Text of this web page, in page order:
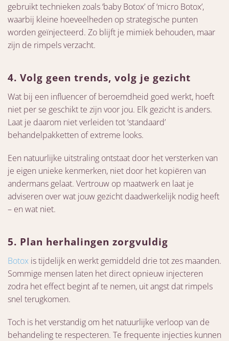
gebruikt technieken zoals ‘baby Botox’ of ‘micro Botox’,
waarbij kleine hoeveelheden op strategische punten
worden geïnjecteerd. Zo blijft je mimiek behouden, maar
zijn de rimpels verzacht.
4. Volg geen trends, volg je gezicht
Wat bij een influencer of beroemdheid goed werkt, hoeft
niet per se geschikt te zijn voor jou. Elk gezicht is anders.
Laat je daarom niet verleiden tot ‘standaard’
behandelpakketten of extreme looks.
Een natuurlijke uitstraling ontstaat door het versterken van
je eigen unieke kenmerken, niet door het kopiëren van
andermans gelaat. Vertrouw op maatwerk en laat je
adviseren over wat jouw gezicht daadwerkelijk nodig heeft
– en wat niet.
5. Plan herhalingen zorgvuldig
Botox is tijdelijk en werkt gemiddeld drie tot zes maanden.
Sommige mensen laten het direct opnieuw injecteren
zodra het effect begint af te nemen, uit angst dat rimpels
snel terugkomen.
Toch is het verstandig om het natuurlijke verloop van de
behandeling te respecteren. Te frequente injecties kunnen